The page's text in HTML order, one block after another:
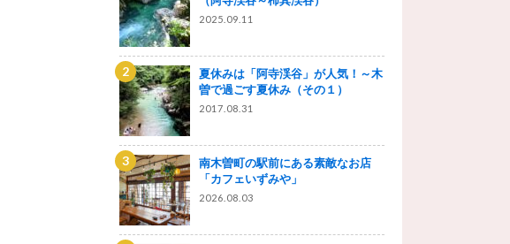
2025.09.11
夏休みは「阿寺渓谷」が人気！～木
曽で過ごす夏休み（その１）
2017.08.31
南木曽町の駅前にある素敵なお店
「カフェいずみや」
2026.08.03